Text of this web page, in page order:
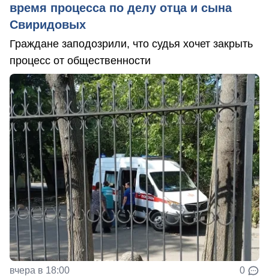
время процесса по делу отца и сына
Свиридовых
Граждане заподозрили, что судья хочет закрыть
процесс от общественности
вчера в 18:00 0